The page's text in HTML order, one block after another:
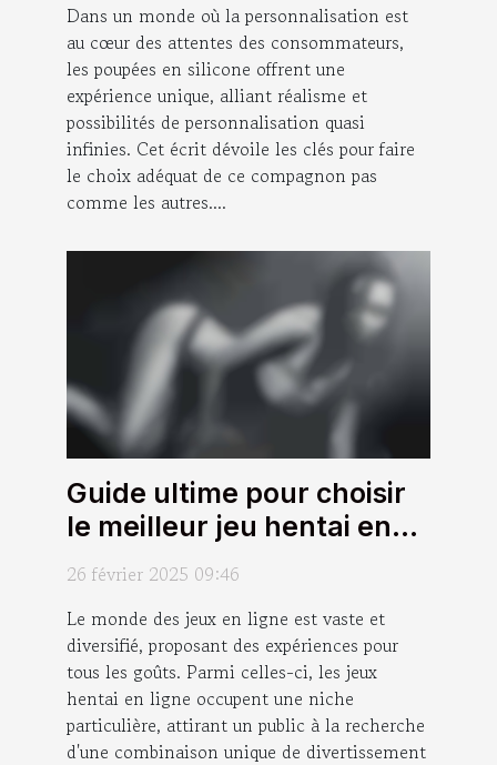
Dans un monde où la personnalisation est
au cœur des attentes des consommateurs,
les poupées en silicone offrent une
expérience unique, alliant réalisme et
possibilités de personnalisation quasi
infinies. Cet écrit dévoile les clés pour faire
le choix adéquat de ce compagnon pas
comme les autres....
Guide ultime pour choisir
le meilleur jeu hentai en
ligne
26 février 2025 09:46
Le monde des jeux en ligne est vaste et
diversifié, proposant des expériences pour
tous les goûts. Parmi celles-ci, les jeux
hentai en ligne occupent une niche
particulière, attirant un public à la recherche
d'une combinaison unique de divertissement